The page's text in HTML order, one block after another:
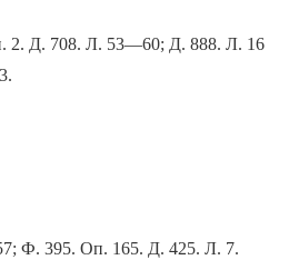
2. Д. 708. Л. 53—60; Д. 888. Л. 16
Ф. 395. Оп. 165. Д. 425. Л. 7.